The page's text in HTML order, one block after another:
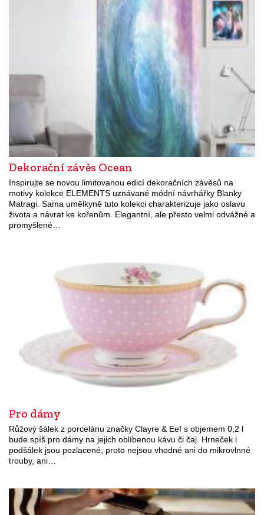
Dekorační závěs Ocean
Inspirujte se novou limitovanou edicí dekoračních závěsů na
motivy kolekce ELEMENTS uznávané módní návrhářky Blanky
Matragi. Sama umělkyně tuto kolekci charakterizuje jako oslavu
života a návrat ke kořenům. Elegantní, ale přesto velmi odvážné a
promyšlené…
Pro dámy
Růžový šálek z porcelánu značky Clayre & Eef s objemem 0,2 l
bude spíš pro dámy na jejich oblíbenou kávu či čaj. Hrneček i
podšálek jsou pozlacené, proto nejsou vhodné ani do mikrovlnné
trouby, ani…